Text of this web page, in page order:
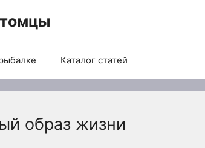
Каталог статей
образ жизни